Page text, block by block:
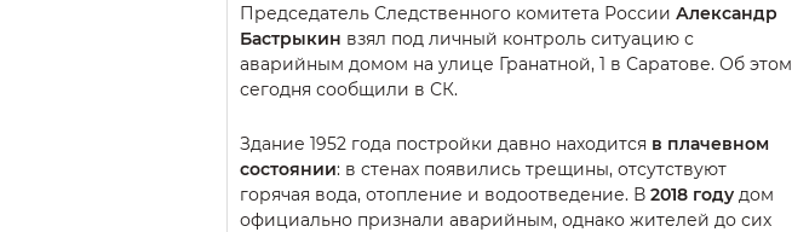
Председатель Следственного комитета России Александр
Бастрыкин взял под личный контроль ситуацию с
аварийным домом на улице Гранатной, 1 в Саратове. Об этом
сегодня сообщили в СК.
Здание 1952 года постройки давно находится в плачевном
состоянии: в стенах появились трещины, отсутствуют
горячая вода, отопление и водоотведение. В 2018 году дом
официально признали аварийным, однако жителей до сих